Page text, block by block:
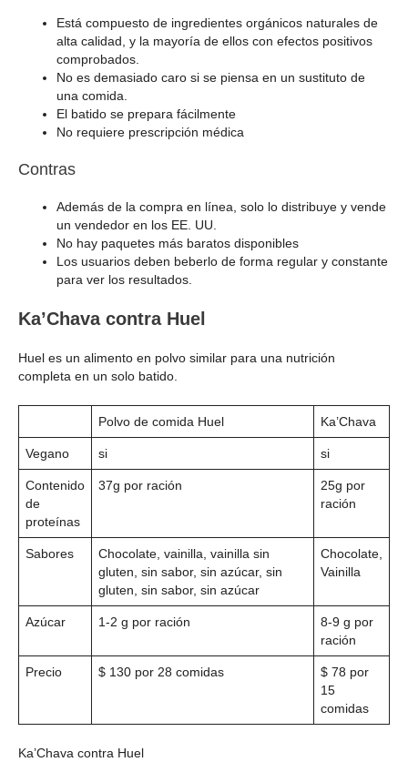
Está compuesto de ingredientes orgánicos naturales de
alta calidad, y la mayoría de ellos con efectos positivos
comprobados.
No es demasiado caro si se piensa en un sustituto de
una comida.
El batido se prepara fácilmente
No requiere prescripción médica
Contras
Además de la compra en línea, solo lo distribuye y vende
un vendedor en los EE. UU.
No hay paquetes más baratos disponibles
Los usuarios deben beberlo de forma regular y constante
para ver los resultados.
Ka’Chava contra Huel
Huel es un alimento en polvo similar para una nutrición
completa en un solo batido.
Polvo de comida Huel Ka’Chava
Vegano si si
Contenido
de
proteínas
37g por ración
25g por
ración
Sabores
Chocolate, vainilla, vainilla sin
gluten, sin sabor, sin azúcar, sin
gluten, sin sabor, sin azúcar
Chocolate,
Vainilla
Azúcar 1-2 g por ración
8-9 g por
ración
Precio $ 130 por 28 comidas
$ 78 por
15
comidas
Ka’Chava contra Huel